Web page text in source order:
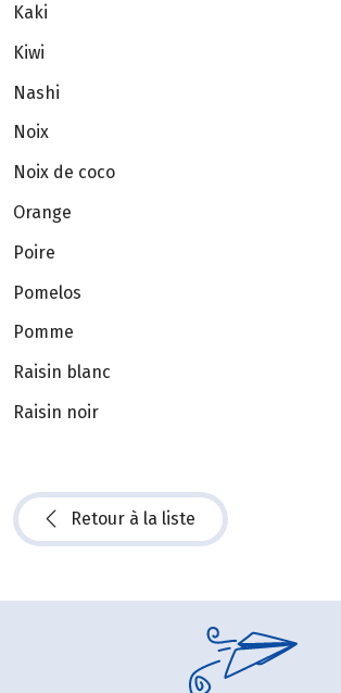
Kaki
Kiwi
Nashi
Noix
Noix de coco
Orange
Poire
Pomelos
Pomme
Raisin blanc
Raisin noir
Retour à la liste